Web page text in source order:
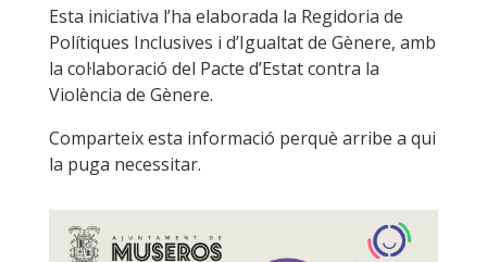
Esta iniciativa l’ha elaborada la Regidoria de
Polítiques Inclusives i d’Igualtat de Gènere, amb
la col·laboració del Pacte d’Estat contra la
Violència de Gènere.
Comparteix esta informació perquè arribe a qui
la puga necessitar.